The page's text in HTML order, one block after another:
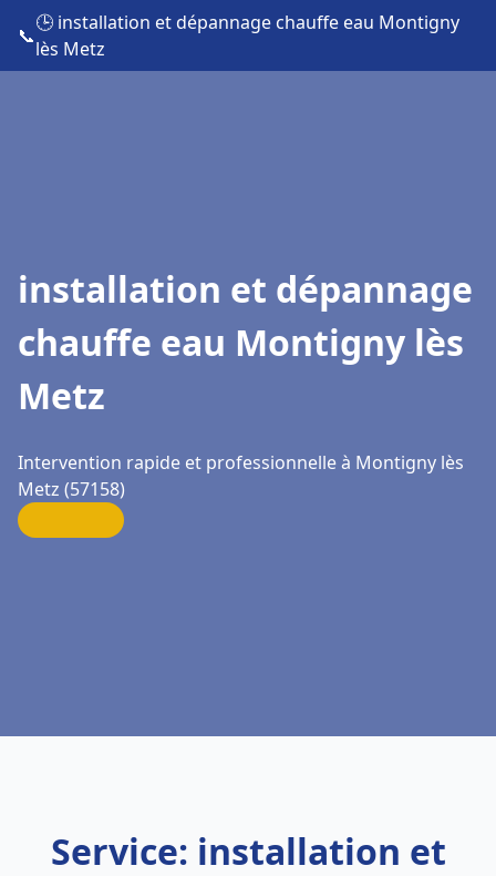
📞
🕒 installation et dépannage chauffe eau Montigny
lès Metz
installation et dépannage
chauffe eau Montigny lès
Metz
Intervention rapide et professionnelle à Montigny lès
Metz (57158)
Service: installation et